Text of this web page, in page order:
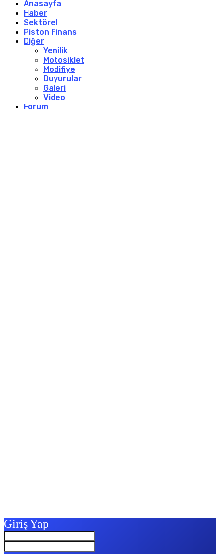
Anasayfa
Haber
Sektörel
Piston Finans
Diğer
Yenilik
Motosiklet
Modifiye
Duyurular
Galeri
Video
Forum
Giriş Yap